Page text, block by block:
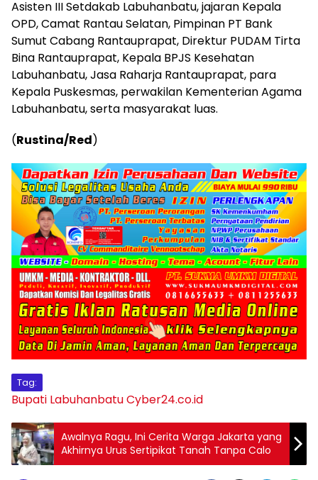
Asisten III Setdakab Labuhanbatu, jajaran Kepala
OPD, Camat Rantau Selatan, Pimpinan PT Bank
Sumut Cabang Rantauprapat, Direktur PUDAM Tirta
Bina Rantauprapat, Kepala BPJS Kesehatan
Labuhanbatu, Jasa Raharja Rantauprapat, para
Kepala Puskesmas, perwakilan Kementerian Agama
Labuhanbatu, serta masyarakat luas.
​(Rustina/Red)
Tag:
Bupati LabuhanbatuCyber24.co.id
Awalnya Ragu, Ini Cerita Warga Jakarta yang
Akhirnya Urus Sertipikat Tanah Tanpa Calo